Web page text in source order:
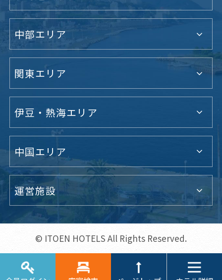
中部エリア
関東エリア
伊豆・熱海エリア
中国エリア
運営施設
© ITOEN HOTELS All Rights Reserved.